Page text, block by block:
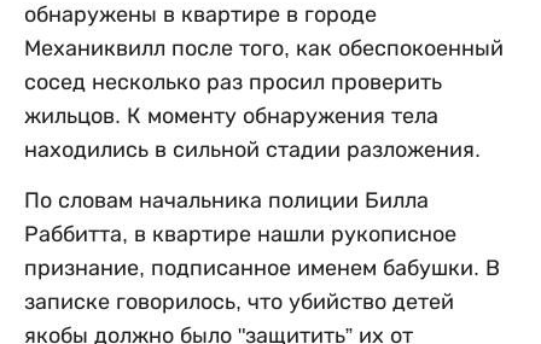
обнаружены в квартире в городе
Механиквилл после того, как обеспокоенный
сосед несколько раз просил проверить
жильцов. К моменту обнаружения тела
находились в сильной стадии разложения.
По словам начальника полиции Билла
Раббитта, в квартире нашли рукописное
признание, подписанное именем бабушки. В
записке говорилось, что убийство детей
якобы должно было "защитить” их от